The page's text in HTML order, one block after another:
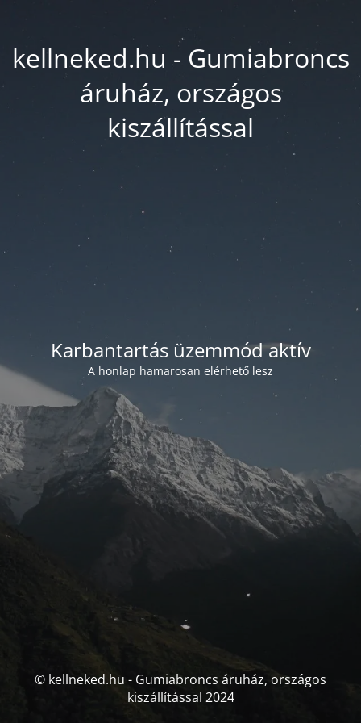
kellneked.hu - Gumiabroncs
áruház, országos
kiszállítással
Karbantartás üzemmód aktív
A honlap hamarosan elérhető lesz
© kellneked.hu - Gumiabroncs áruház, országos
kiszállítással 2024